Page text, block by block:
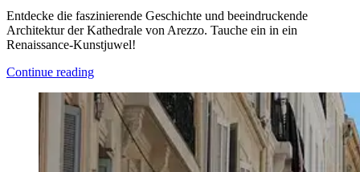
Entdecke die faszinierende Geschichte und beeindruckende
Architektur der Kathedrale von Arezzo. Tauche ein in ein
Renaissance-Kunstjuwel!
Continue reading